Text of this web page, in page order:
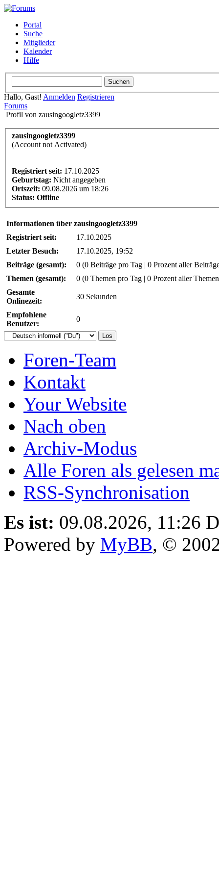
Portal
Suche
Mitglieder
Kalender
Hilfe
Hallo, Gast! Anmelden Registrieren
Forums
Profil von zausingoogletz3399
zausingoogletz3399
(Account not Activated)
Registriert seit: 17.10.2025
Geburtstag: Nicht angegeben
Ortszeit: 09.08.2026 um 18:26
Status: Offline
Informationen über zausingoogletz3399
Registriert seit:
17.10.2025
Letzter Besuch:
17.10.2025, 19:52
Beiträge (gesamt):
0 (0 Beiträge pro Tag | 0 Prozent aller
Themen (gesamt):
0 (0 Themen pro Tag | 0 Prozent aller
Gesamte
Onlinezeit:
30 Sekunden
Empfohlene
Benutzer:
0
Foren-Team
Kontakt
Your Website
Nach oben
Archiv-Modus
Alle Foren als gelesen
RSS-Synchronisation
Es ist: 09.08.2026, 11:26
Powered by MyBB, ©